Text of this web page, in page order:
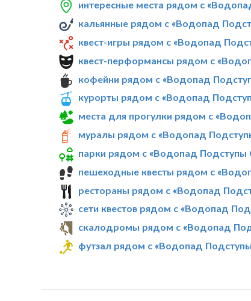
интересные места рядом с
кальянные рядом с «Водопад
квест-игры рядом с «Водопад
квест-перформансы рядом с
кофейни рядом с «Водопад
курорты рядом с «Водопад
места для прогулки рядом с
муралы рядом с «Водопад
парки рядом с «Водопад Подступы
пешеходные квесты рядом с
рестораны рядом с «Водопад
сети квестов рядом с «Водопад
скалодромы рядом с «Водопад
футзал рядом с «Водопад